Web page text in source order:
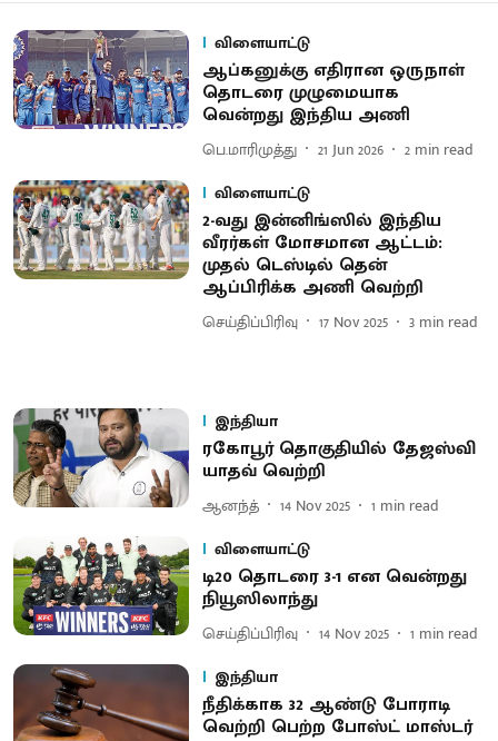
விளையாட்டு
ஆப்கனுக்கு எதிரான ஒருநாள்
தொடரை முழுமையாக
வென்றது இந்திய அணி
பெ.மாரிமுத்து 21 Jun 2026 2 min read
விளையாட்டு
2-வது இன்னிங்ஸில் இந்திய
வீரர்கள் மோசமான ஆட்டம்:
முதல் டெஸ்டில் தென்
ஆப்பிரிக்க அணி வெற்றி
செய்திப்பிரிவு 17 Nov 2025 3 min read
இந்தியா
ரகோபூர் தொகுதியில் தேஜஸ்வி
யாதவ் வெற்றி
ஆனந்த் 14 Nov 2025 1 min read
விளையாட்டு
டி20 தொடரை 3-1 என வென்றது
நியூஸிலாந்து
செய்திப்பிரிவு 14 Nov 2025 1 min read
இந்தியா
நீதிக்காக 32 ஆண்டு போராடி
வெற்றி பெற்ற போஸ்ட் மாஸ்டர்